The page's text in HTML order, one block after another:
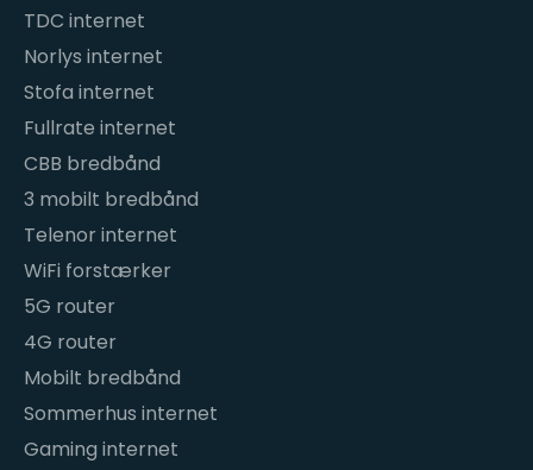
TDC internet
Norlys internet
Stofa internet
Fullrate internet
CBB bredbånd
3 mobilt bredbånd
Telenor internet
WiFi forstærker
5G router
4G router
Mobilt bredbånd
Sommerhus internet
Gaming internet